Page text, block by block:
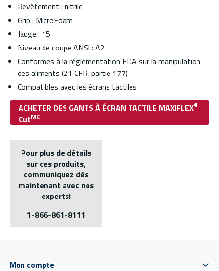
Revêtement : nitrile
Grip : MicroFoam
Jauge : 15
Niveau de coupe ANSI : A2
Conformes à la réglementation FDA sur la manipulation
des aliments (21 CFR, partie 177)
Compatibles avec les écrans tactiles
ACHETER DES GANTS À ÉCRAN TACTILE MAXIFLEX®
CutMC
Pour plus de détails
sur ces produits,
communiquez dès
maintenant avec nos
experts!
1-866-861-8111
Mon compte